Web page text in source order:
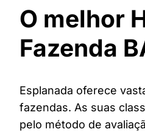
O melhor
Fazenda
Esplanada oferece
fazendas. As suas
pelo método de